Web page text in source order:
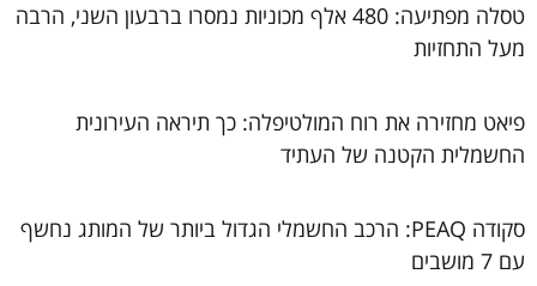
טסלה מפתיעה: 480 אלף מכוניות נמסרו ברבעון השני, הרבה
מעל התחזיות
פיאט מחזירה את רוח המולטיפלה: כך תיראה העירונית
החשמלית הקטנה של העתיד
סקודה PEAQ: הרכב החשמלי הגדול ביותר של המותג נחשף
עם 7 מושבים